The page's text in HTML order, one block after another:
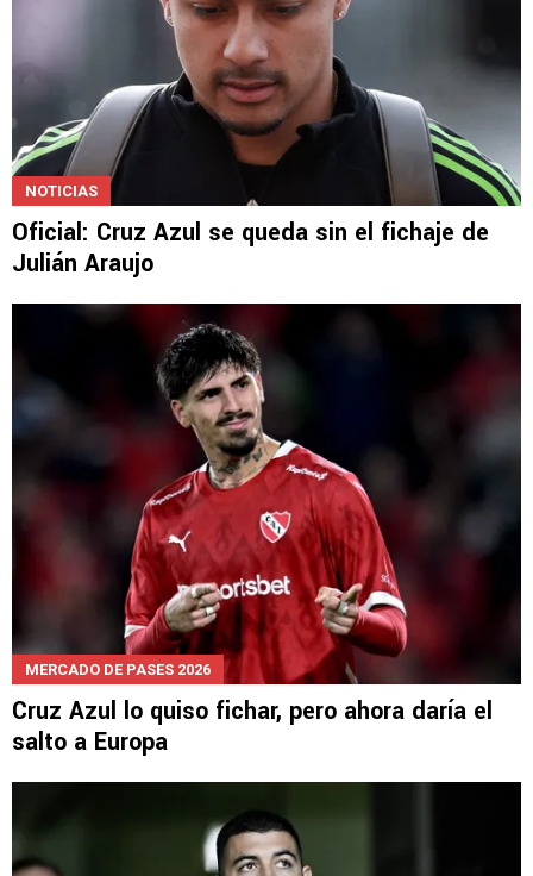
NOTICIAS
Oficial: Cruz Azul se queda sin el fichaje de
Julián Araujo
MERCADO DE PASES 2026
Cruz Azul lo quiso fichar, pero ahora daría el
salto a Europa